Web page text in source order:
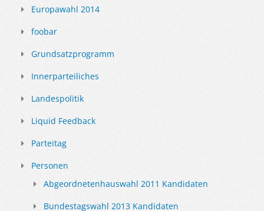
Europawahl 2014
foobar
Grundsatzprogramm
Innerparteiliches
Landespolitik
Liquid Feedback
Parteitag
Personen
Abgeordnetenhauswahl 2011 Kandidaten
Bundestagswahl 2013 Kandidaten